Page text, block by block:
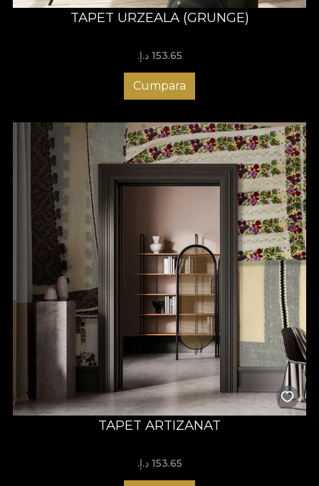
TAPET URZEALA (GRUNGE)
153.65 د.إ.‏
Cumpara
TAPET ARTIZANAT
153.65 د.إ.‏